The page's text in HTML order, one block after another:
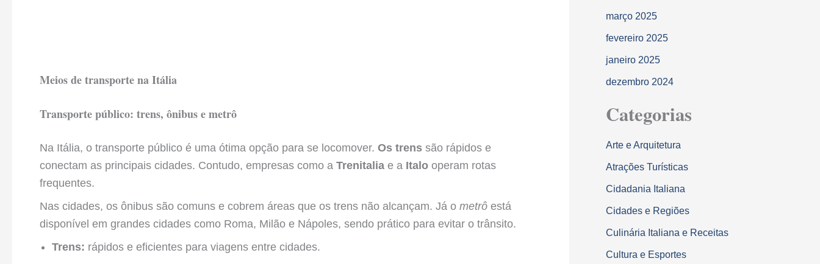
Meios de transporte na Itália
Transporte público: trens, ônibus e metrô
Na Itália, o transporte público é uma ótima opção para se locomover. Os trens são rápidos e
conectam as principais cidades. Contudo, empresas como a Trenitalia e a Italo operam rotas
frequentes.
Nas cidades, os ônibus são comuns e cobrem áreas que os trens não alcançam. Já o metrô está
disponível em grandes cidades como Roma, Milão e Nápoles, sendo prático para evitar o trânsito.
Trens: rápidos e eficientes para viagens entre cidades.
março 2025
fevereiro 2025
janeiro 2025
dezembro 2024
Categorias
Arte e Arquitetura
Atrações Turísticas
Cidadania Italiana
Cidades e Regiões
Culinária Italiana e Receitas
Cultura e Esportes